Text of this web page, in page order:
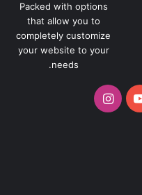
Packed with options
that allow you to
completely customize
your website to your
needs.
‫YouTubeانستقرام